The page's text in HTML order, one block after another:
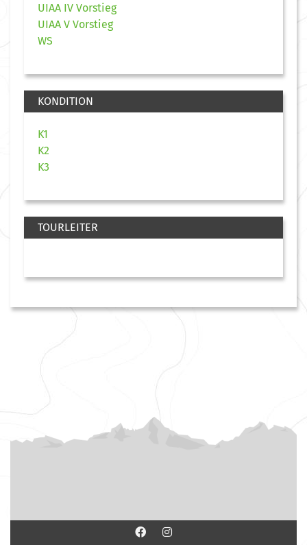
UIAA IV Vorstieg
UIAA V Vorstieg
WS
KONDITION
K1
K2
K3
TOURLEITER